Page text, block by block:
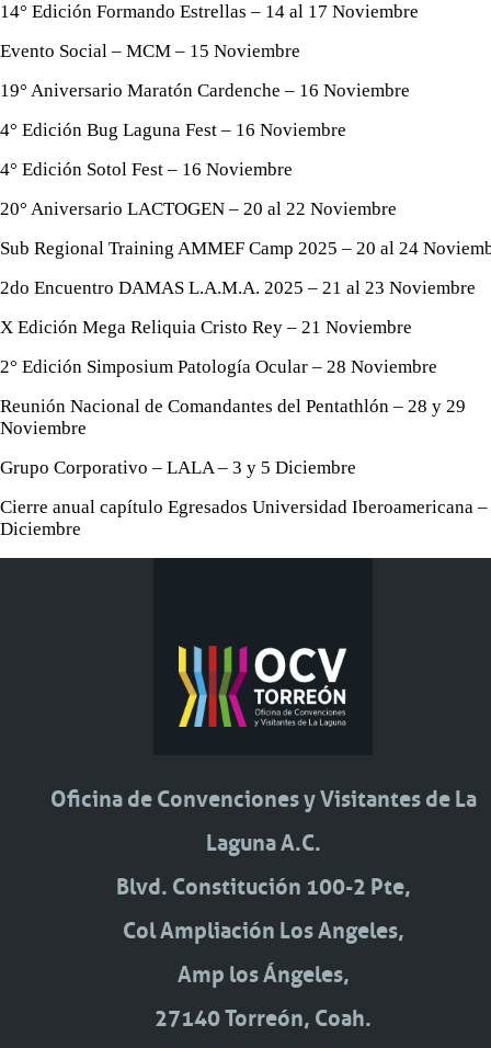
14° Edición Formando Estrellas – 14 al 17 Noviembre
Evento Social – MCM – 15 Noviembre
19° Aniversario Maratón Cardenche – 16 Noviembre
4° Edición Bug Laguna Fest – 16 Noviembre
4° Edición Sotol Fest – 16 Noviembre
20° Aniversario LACTOGEN – 20 al 22 Noviembre
Sub Regional Training AMMEF Camp 2025 – 20 al 24
2do Encuentro DAMAS L.A.M.A. 2025 – 21 al 23 Noviembre
X Edición Mega Reliquia Cristo Rey – 21 Noviembre
2° Edición Simposium Patología Ocular – 28 Noviembre
Reunión Nacional de Comandantes del Pentathlón – 28 y 29
Noviembre
Grupo Corporativo – LALA – 3 y 5 Diciembre
Cierre anual capítulo Egresados Universidad Iberoamericana –
Diciembre
Oficina de Convenciones y Visitantes de La
Laguna A.C.
Blvd. Constitución 100-2 Pte,
Col Ampliación Los Angeles,
Amp los Ángeles,
27140 Torreón, Coah.